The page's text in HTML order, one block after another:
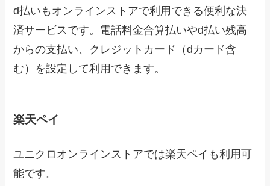
d払いもオンラインストアで利用できる便利な決
済サービスです。電話料金合算払いやd払い残高
からの支払い、クレジットカード（dカード含
む）を設定して利用できます。
楽天ペイ
ユニクロオンラインストアでは楽天ペイも利用可
能です。